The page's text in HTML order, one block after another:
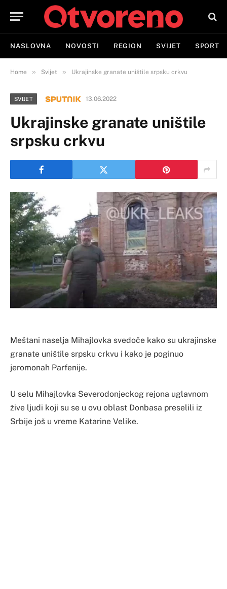
NASLOVNA NOVOSTI REGION SVIJET SPORT
Home » Svijet » Ukrajinske granate uništile srpsku crkvu
SVIJET 13.06.2022
Ukrajinske granate uništile
srpsku crkvu
Meštani naselja Mihajlovka svedoče kako su ukrajinske
granate uništile srpsku crkvu i kako je poginuo
jeromonah Parfenije.
U selu Mihajlovka Severodonjeckog rejona uglavnom
žive ljudi koji su se u ovu oblast Donbasa preselili iz
Srbije još u vreme Katarine Velike.